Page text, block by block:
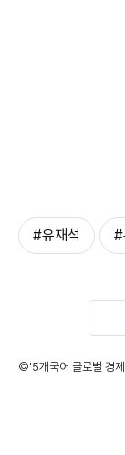
#유재석 #
©'5개국어 글로벌 경제